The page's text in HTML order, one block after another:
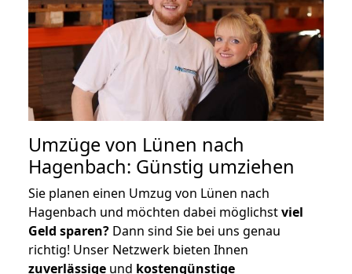
Umzüge von Lünen nach
Hagenbach: Günstig umziehen
Sie planen einen Umzug von Lünen nach
Hagenbach und möchten dabei möglichstviel
Geld sparen? Dann sind Sie bei uns genau
richtig! Unser Netzwerk bieten Ihnen
zuverlässige und kostengünstige